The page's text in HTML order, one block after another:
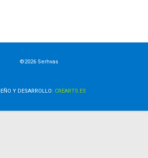
©2026 Serhvas
Y DESARROLLO: CREARTS.ES